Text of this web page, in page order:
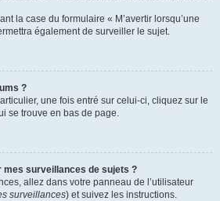
la case du formulaire « M’avertir lorsqu’une
également de surveiller le sujet.
?
une fois entré sur celui-ci, cliquez sur le
se trouve en bas de page.
surveillances de sujets ?
allez dans votre panneau de l’utilisateur
surveillances) et suivez les instructions.